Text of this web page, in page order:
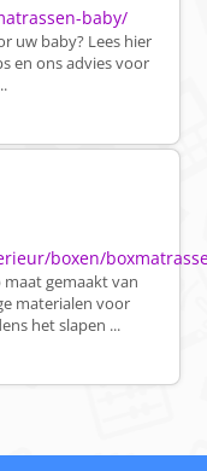
baby/
uw baby? Lees hier
en ons advies voor
boxen/
gemaakt van
materialen voor
het slapen ...